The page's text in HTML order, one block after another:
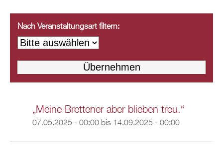
Nach Veranstaltungsart filtern:
„Meine Brettener aber blieben treu.“
07.05.2025 - 00:00bis 14.09.2025 - 00:00